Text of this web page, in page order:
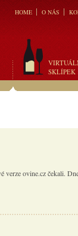
HOME O NÁS
SKLÍPEK
verze ovine.cz čekali.